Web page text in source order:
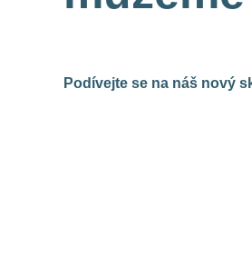
Podívejte se na náš nový